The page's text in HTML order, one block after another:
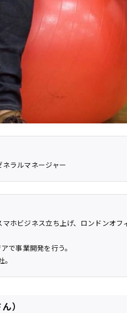
ラルマネージャー
ホビジネス立ち上げ、ロンドンオフ
で事業開発を行う。
）